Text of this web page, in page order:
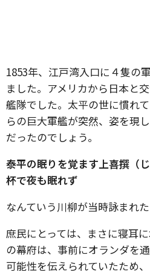
1853年、江戸湾入口に４隻の
ました。アメリカから日本と
艦隊でした。太平の世に慣れ
らの巨大軍艦が突然、姿を現
だったのでしょう。
泰平の眠りを覚ます上喜撰（
杯で夜も眠れず
なんていう川柳が当時詠まれた
庶民にとっては、まさに寝耳
の幕府は、事前にオランダを
可能性を伝えられていたため